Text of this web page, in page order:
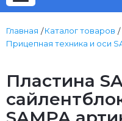
Главная
Каталог товаров
Прицепная техника и оси
Пластина